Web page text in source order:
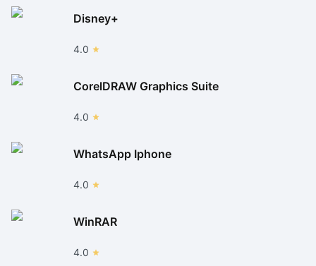
Disney+
4.0
CorelDRAW Graphics Suite
4.0
WhatsApp Iphone
4.0
WinRAR
4.0